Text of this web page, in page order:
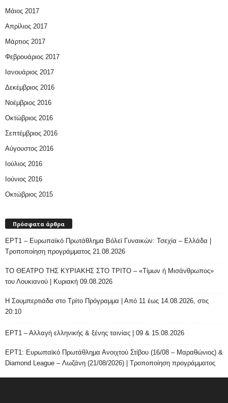
Μάιος 2017
Απρίλιος 2017
Μάρτιος 2017
Φεβρουάριος 2017
Ιανουάριος 2017
Δεκέμβριος 2016
Νοέμβριος 2016
Οκτώβριος 2016
Σεπτέμβριος 2016
Αύγουστος 2016
Ιούλιος 2016
Ιούνιος 2016
Οκτώβριος 2015
Πρόσφατα άρθρα
ΕΡΤ1 – Ευρωπαϊκό Πρωτάθλημα Βόλεϊ Γυναικών: Τσεχία – Ελλάδα |
Τροποποίηση προγράμματος 21.08.2026
ΤΟ ΘΕΑΤΡΟ ΤΗΣ ΚΥΡΙΑΚΗΣ ΣΤΟ ΤΡΙΤΟ – «Τίμων ή Μισάνθρωπος»
του Λουκιανού | Κυριακή 09.08.2026
H Σουμπερτιάδα στο Τρίτο Πρόγραμμα | Από 11 έως 14.08.2026, στις
20:10
ΕΡΤ1 – Αλλαγή ελληνικής & ξένης ταινίας | 09 & 15.08.2026
ΕΡΤ1: Ευρωπαϊκό Πρωτάθλημα Ανοιχτού Στίβου (16/08 – Μαραθώνιος) &
Diamond League – Λωζάνη (21/08/2026) | Τροποποίηση προγράμματος